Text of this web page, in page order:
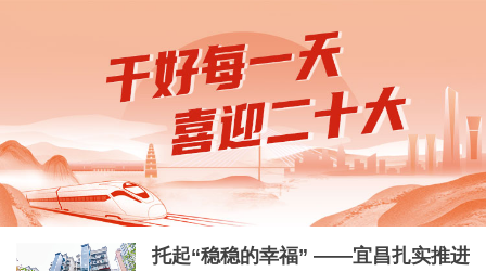
托起“稳稳的幸福” ——宜昌扎实推进